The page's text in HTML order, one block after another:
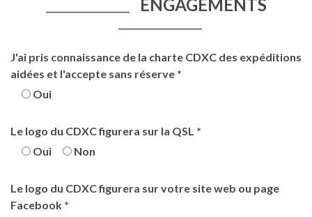
ENGAGEMENTS
J'ai pris connaissance de la charte CDXC des expéditions
aidées et l'accepte sans réserve *
Oui
Le logo du CDXC figurera sur la QSL *
Oui
Non
Le logo du CDXC figurera sur votre site web ou page
Facebook *